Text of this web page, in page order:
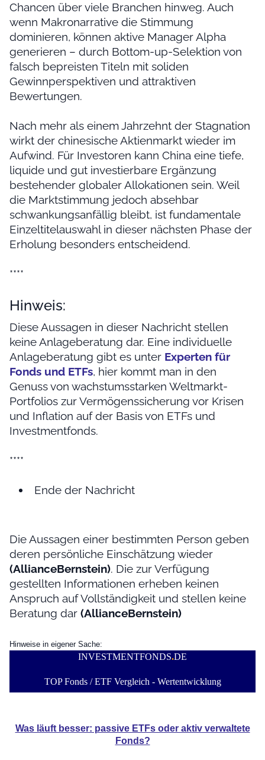
Chancen über viele Branchen hinweg. Auch
wenn Makronarrative die Stimmung
dominieren, können aktive Manager Alpha
generieren – durch Bottom-up-Selektion von
falsch bepreisten Titeln mit soliden
Gewinnperspektiven und attraktiven
Bewertungen.
Nach mehr als einem Jahrzehnt der Stagnation
wirkt der chinesische Aktienmarkt wieder im
Aufwind. Für Investoren kann China eine tiefe,
liquide und gut investierbare Ergänzung
bestehender globaler Allokationen sein. Weil
die Marktstimmung jedoch absehbar
schwankungsanfällig bleibt, ist fundamentale
Einzeltitelauswahl in dieser nächsten Phase der
Erholung besonders entscheidend.
****
Hinweis:
Diese Aussagen in dieser Nachricht stellen
keine Anlageberatung dar. Eine individuelle
Anlageberatung gibt es unter Experten für
Fonds und ETFs, hier kommt man in den
Genuss von wachstumsstarken Weltmarkt-
Portfolios zur Vermögenssicherung vor Krisen
und Inflation auf der Basis von ETFs und
Investmentfonds.
****
Ende der Nachricht
Die Aussagen einer bestimmten Person geben
deren persönliche Einschätzung wieder
(AllianceBernstein). Die zur Verfügung
gestellten Informationen erheben keinen
Anspruch auf Vollständigkeit und stellen keine
Beratung dar (AllianceBernstein)
Hinweise in eigener Sache:
INVESTMENTFONDS.DE
TOP Fonds / ETF Vergleich - Wertentwicklung
Was läuft besser: passive ETFs oder aktiv verwaltete
Fonds?